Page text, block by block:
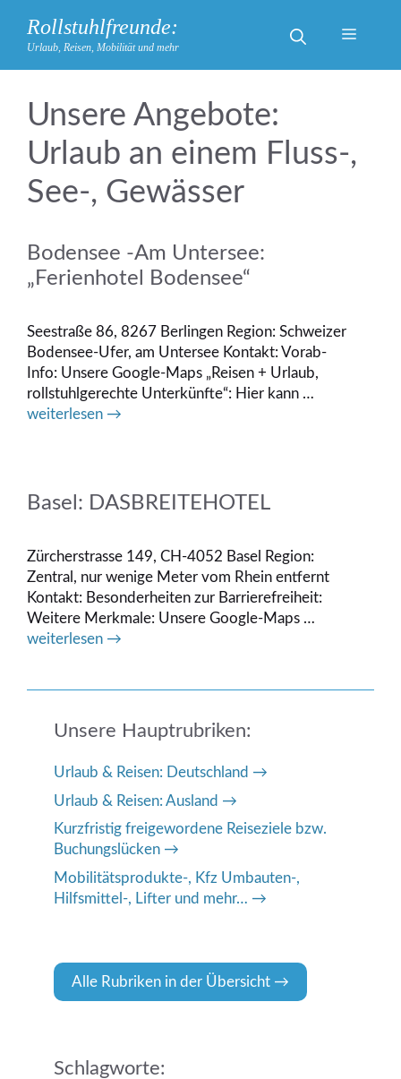
Inhalt
springen
Rollstuhlfreunde:
Urlaub, Reisen, Mobilität und mehr
Menü
Urlaub an einem Fluss-,
See-, Gewässer
Bodensee -Am Untersee:
„Ferienhotel Bodensee“
Seestraße 86, 8267 Berlingen Region: Schweizer
Bodensee-Ufer, am Untersee Kontakt: Vorab-
Info: Unsere Google-Maps „Reisen + Urlaub,
rollstuhlgerechte Unterkünfte“: Hier kann …
weiterlesen →
Basel: DASBREITEHOTEL
Zürcherstrasse 149, CH-4052 Basel Region:
Zentral, nur wenige Meter vom Rhein entfernt
Kontakt: Besonderheiten zur Barrierefreiheit:
Weitere Merkmale: Unsere Google-Maps …
weiterlesen →
Unsere Hauptrubriken:
Urlaub & Reisen: Deutschland
Urlaub & Reisen: Ausland
Kurzfristig freigewordene Reiseziele bzw.
Buchungslücken
Mobilitätsprodukte-, Kfz Umbauten-,
Hilfsmittel-, Lifter und mehr…
Alle Rubriken in der Übersicht
Schlagworte: